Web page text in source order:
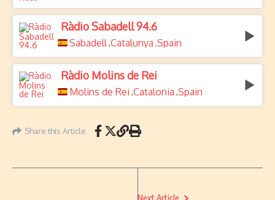
Ràdio Sabadell 94.6
Sabadell,Catalunya ,Spain
Ràdio Molins de Rei
Molins de Rei ,Catalonia ,Spain
Share this Article
Next Article